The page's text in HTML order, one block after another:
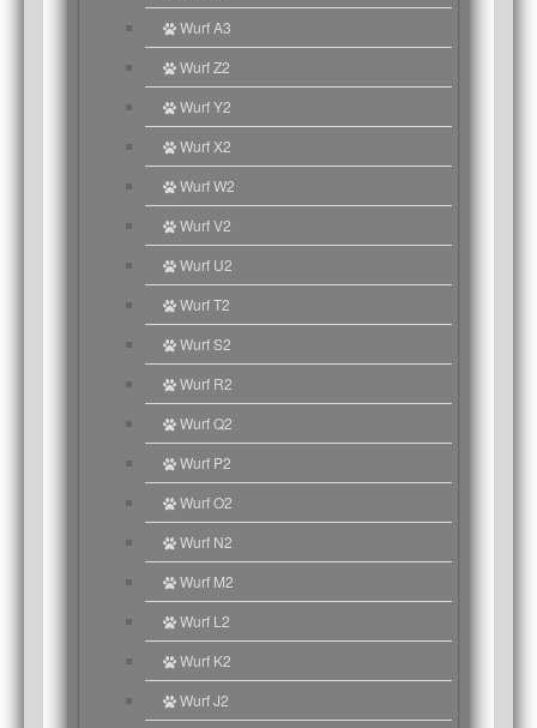
Wurf A3
Wurf Z2
Wurf Y2
Wurf X2
Wurf W2
Wurf V2
Wurf U2
Wurf T2
Wurf S2
Wurf R2
Wurf Q2
Wurf P2
Wurf O2
Wurf N2
Wurf M2
Wurf L2
Wurf K2
Wurf J2